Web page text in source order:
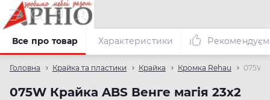
Головна Крайка та пластики Крайка Кромка Rehau 075W
075W Крайка ABS Венге магія 23х2
Все про товар Характеристики